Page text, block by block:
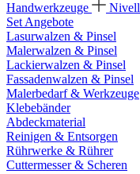
Handwerkzeuge
Set Angebote
Lasurwalzen & Pinsel
Malerwalzen & Pinsel
Lackierwalzen & Pinsel
Fassadenwalzen & Pinsel
Malerbedarf & Werkzeuge
Klebebänder
Abdeckmaterial
Reinigen & Entsorgen
Rührwerke & Rührer
Cuttermesser & Scheren